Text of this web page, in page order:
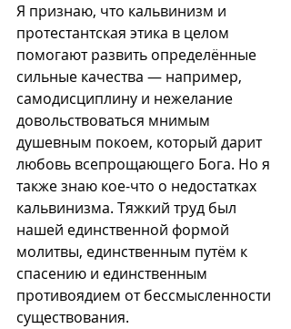
Я признаю, что кальвинизм и
протестантская этика в целом
помогают развить определённые
сильные качества — например,
самодисциплину и нежелание
довольствоваться мнимым
душевным покоем, который дарит
любовь всепрощающего Бога. Но я
также знаю кое-что о недостатках
кальвинизма. Тяжкий труд был
нашей единственной формой
молитвы, единственным путём к
спасению и единственным
противоядием от бессмысленности
существования.